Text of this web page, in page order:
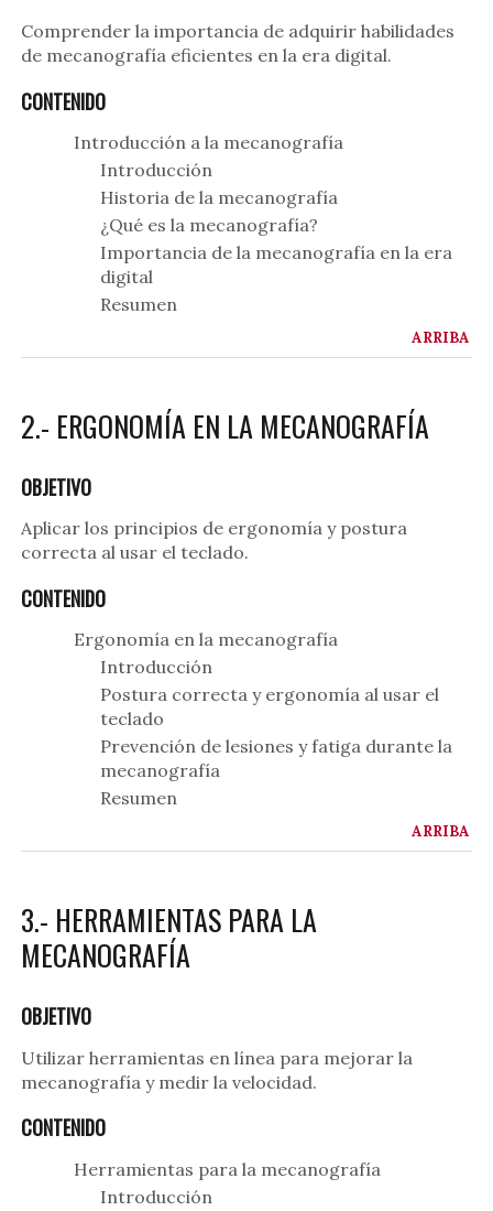
Comprender la importancia de adquirir habilidades
de mecanografía eficientes en la era digital.
CONTENIDO
Introducción a la mecanografía
Introducción
Historia de la mecanografía
¿Qué es la mecanografía?
Importancia de la mecanografía en la era
digital
Resumen
ARRIBA
2.- ERGONOMÍA EN LA MECANOGRAFÍA
OBJETIVO
Aplicar los principios de ergonomía y postura
correcta al usar el teclado.
CONTENIDO
Ergonomía en la mecanografía
Introducción
Postura correcta y ergonomía al usar el
teclado
Prevención de lesiones y fatiga durante la
mecanografía
Resumen
ARRIBA
3.- HERRAMIENTAS PARA LA
MECANOGRAFÍA
OBJETIVO
Utilizar herramientas en línea para mejorar la
mecanografía y medir la velocidad.
CONTENIDO
Herramientas para la mecanografía
Introducción